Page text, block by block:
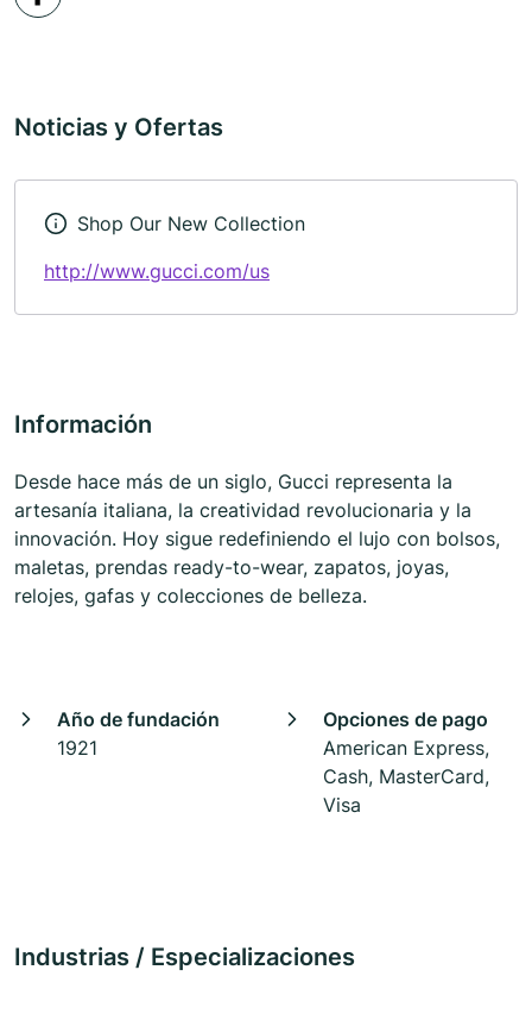
Noticias y Ofertas
Shop Our New Collection
http://www.gucci.com/us
Información
Desde hace más de un siglo, Gucci representa la
artesanía italiana, la creatividad revolucionaria y la
innovación. Hoy sigue redefiniendo el lujo con bolsos,
maletas, prendas ready-to-wear, zapatos, joyas,
relojes, gafas y colecciones de belleza.
Año de fundación
1921
Opciones de pago
American Express,
Cash, MasterCard,
Visa
Industrias / Especializaciones